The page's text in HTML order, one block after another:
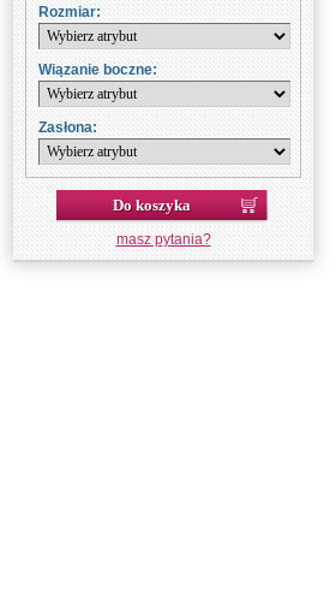
Rozmiar:
Wiązanie boczne:
Zasłona:
Do koszyka
masz pytania?